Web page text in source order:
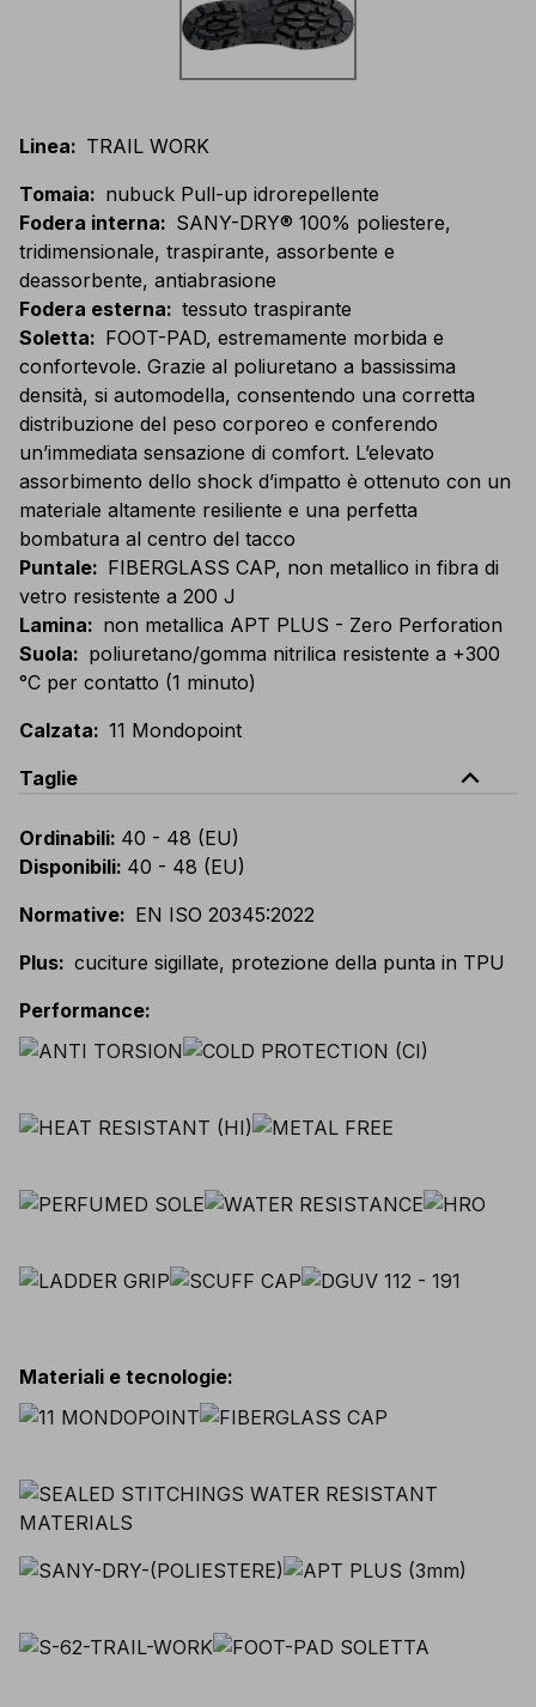
Linea: TRAIL WORK
Tomaia: nubuck Pull-up idrorepellente
Fodera interna: SANY-DRY® 100% poliestere,
tridimensionale, traspirante, assorbente e
deassorbente, antiabrasione
Fodera esterna: tessuto traspirante
Soletta: FOOT-PAD, estremamente morbida e
confortevole. Grazie al poliuretano a bassissima
densità, si automodella, consentendo una corretta
distribuzione del peso corporeo e conferendo
un’immediata sensazione di comfort. L’elevato
assorbimento dello shock d’impatto è ottenuto con un
materiale altamente resiliente e una perfetta
bombatura al centro del tacco
Puntale: FIBERGLASS CAP, non metallico in fibra di
vetro resistente a 200 J
Lamina: non metallica APT PLUS - Zero Perforation
Suola: poliuretano/gomma nitrilica resistente a +300
°C per contatto (1 minuto)
Calzata: 11 Mondopoint
Taglie
expand_less
Ordinabili: 40 - 48 (EU)
Disponibili: 40 - 48 (EU)
Normative: EN ISO 20345:2022
Plus: cuciture sigillate, protezione della punta in TPU
Performance:
Materiali e tecnologie: